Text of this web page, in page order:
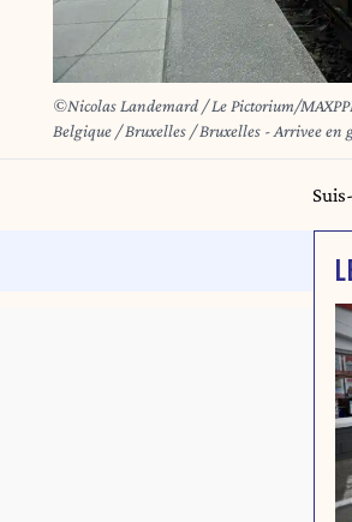
©Nicolas Landemard / Le Pictorium/
Belgique / Bruxelles / Bruxelles - Arrivee en gare du Midi a Bruxelles du premier train de nuit en 16
ans reliant Vienne a Bruxelles. Ce premier
trains de nuits a l'international entre la Belgique
years connecting Vienna to Brussels. This
night trains between Belgium and various